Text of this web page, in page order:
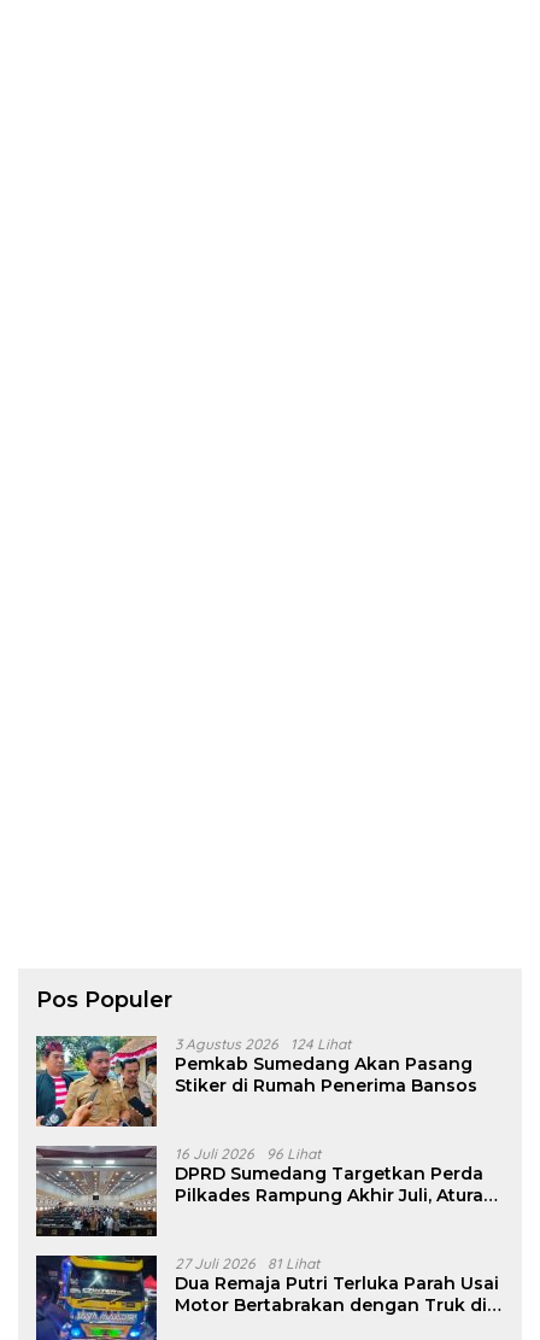
Pos Populer
3 Agustus 2026 124 Lihat
Pemkab Sumedang Akan Pasang
Stiker di Rumah Penerima Bansos
16 Juli 2026 96 Lihat
DPRD Sumedang Targetkan Perda
Pilkades Rampung Akhir Juli, Aturan
27 Juli 2026 81 Lihat
Dua Remaja Putri Terluka Parah Usai
Motor Bertabrakan dengan Truk di